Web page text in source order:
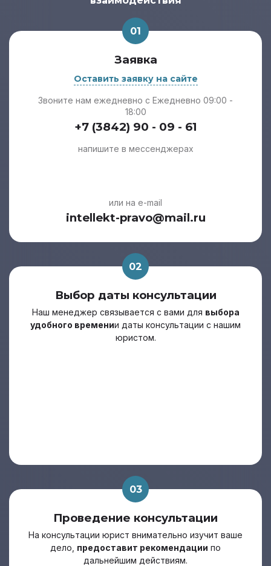
01
Заявка
Оставить заявку на сайте
Звоните нам ежедневно с Ежедневно 09:00 -
18:00
+7 (3842) 90 - 09 - 61
напишите в мессенджерах
или на e-mail
intellekt-pravo@mail.ru
02
Выбор даты консультации
Наш менеджер связывается с вами для выбора
удобного времении даты консультации с нашим
юристом.
03
Проведение консультации
На консультации юрист внимательно изучит ваше
дело, предоставит рекомендации по
дальнейшим действиям.